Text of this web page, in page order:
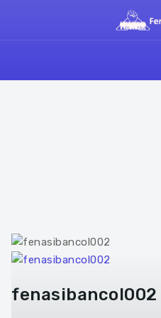
fenasibancol002